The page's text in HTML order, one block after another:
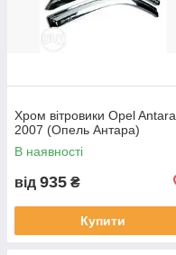
Хром вітровики Opel Antara
2007 (Опель Антара)
В наявності
від 935 ₴
Купити